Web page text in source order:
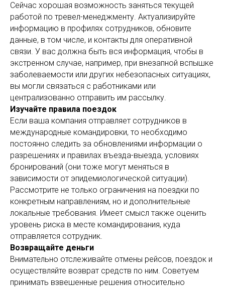
Сейчас хорошая возможность заняться текущей
работой по тревел-менеджменту. Актуализируйте
информацию в профилях сотрудников, обновите
данные, в том числе, и контакты для оперативной
связи. У вас должна быть вся информация, чтобы в
экстренном случае, например, при внезапной вспышке
заболеваемости или других небезопасных ситуациях,
вы могли связаться с работниками или
централизованно отправить им рассылку.
Изучайте правила поездок
Если ваша компания отправляет сотрудников в
международные командировки, то необходимо
постоянно следить за обновлениями информации о
разрешениях и правилах въезда-выезда, условиях
бронирований (они тоже могут меняться в
зависимости от эпидемиологической ситуации).
Рассмотрите не только ограничения на поездки по
конкретным направлениям, но и дополнительные
локальные требования. Имеет смысл также оценить
уровень риска в месте командирования, куда
отправляется сотрудник.
Возвращайте деньги
Внимательно отслеживайте отмены рейсов, поездок и
осуществляйте возврат средств по ним. Советуем
принимать взвешенные решения относительно